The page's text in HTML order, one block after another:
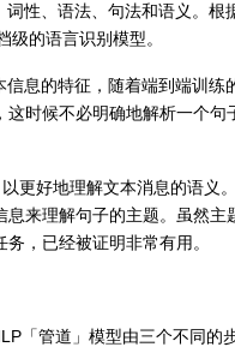
性、语法、句法和语义。根
的语言识别模型。
息的特征，随着端到端训练
时候不必明确地解析一个句
好地理解文本消息的语义
来理解句子的主题。虽然主
，已经被证明非常有用。
「管道」模型由三个不同的